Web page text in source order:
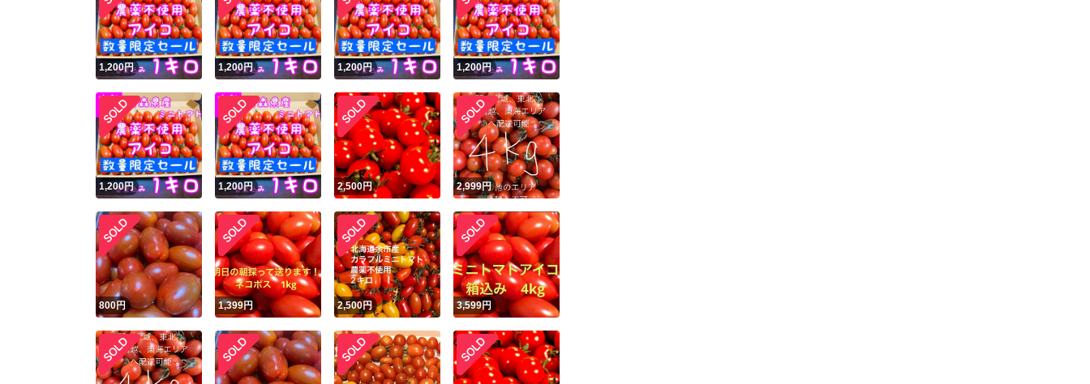
1,200円 1,200円 1,200円 1,200円
1,200円 1,200円 2,500円 2,999円
800円 1,399円 2,500円 3,599円